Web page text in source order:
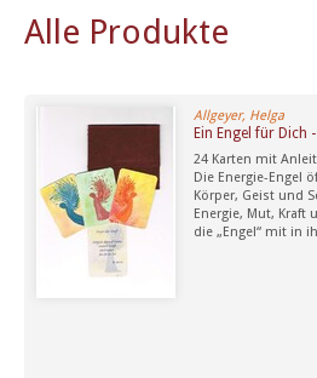
Alle Produkte
Allgeyer, Helga
Ein Engel für Dich
24 Karten mit
Die Energie-Engel
Körper, Geist und
Energie, Mut, Kraft
die „Engel“ mit in